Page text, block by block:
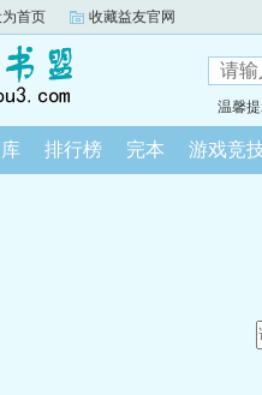
首页 收藏益友官网
温馨
排行榜 完本 游戏竞